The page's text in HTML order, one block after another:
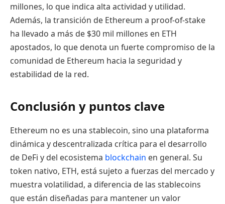
millones, lo que indica alta actividad y utilidad.
Además, la transición de Ethereum a proof-of-stake
ha llevado a más de $30 mil millones en ETH
apostados, lo que denota un fuerte compromiso de la
comunidad de Ethereum hacia la seguridad y
estabilidad de la red.
Conclusión y puntos clave
Ethereum no es una stablecoin, sino una plataforma
dinámica y descentralizada crítica para el desarrollo
de DeFi y del ecosistema blockchain en general. Su
token nativo, ETH, está sujeto a fuerzas del mercado y
muestra volatilidad, a diferencia de las stablecoins
que están diseñadas para mantener un valor